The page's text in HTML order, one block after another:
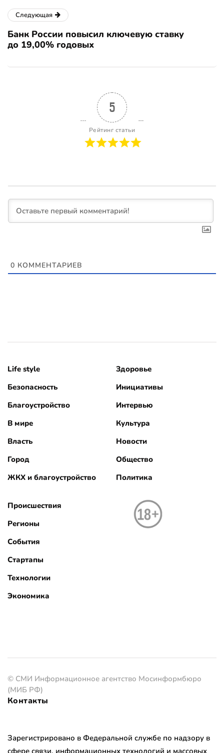
Следующая
Банк России повысил ключевую ставку
до 19,00% годовых
5
Рейтинг статьи
0 КОММЕНТАРИЕВ
Life style
Безопасность
Благоустройство
В мире
Власть
Город
ЖКХ и благоустройство
Здоровье
Инициативы
Интервью
Культура
Новости
Общество
Политика
Происшествия
Регионы
События
Стартапы
Технологии
Экономика
© СМИ Информационное агентство Мосинформбюро
(МИБ РФ)
Контакты
Зарегистрировано в Федеральной службе по надзору в
сфере связи, информационных технологий и массовых